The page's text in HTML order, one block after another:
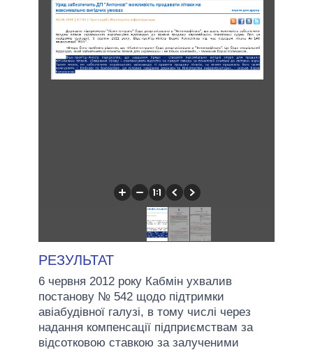
РЕЗУЛЬТАТ
6 червня 2012 року Кабмін ухвалив
постанову № 542 щодо підтримки
авіабудівної галузі, в тому числі через
надання компенсації підприємствам за
відсотковою ставкою за залученими